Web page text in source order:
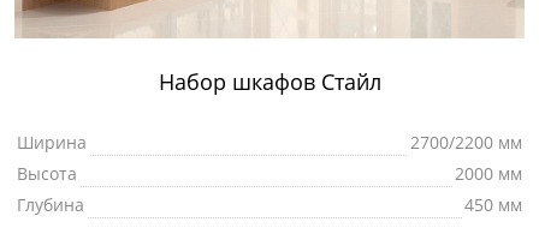
Набор шкафов Стайл
Ширина
2700/2200 мм
Высота
2000 мм
Глубина
450 мм